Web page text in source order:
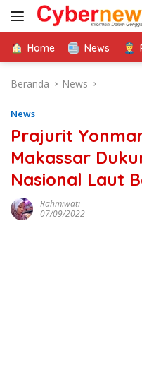
Langsung
Home News
Beranda News
News
Prajurit
Makassar
Nasional Laut
Rahmiwati
07/09/2022